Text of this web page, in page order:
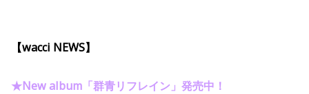
【wacci NEWS】
★New album「群青リフレイン」発売中！